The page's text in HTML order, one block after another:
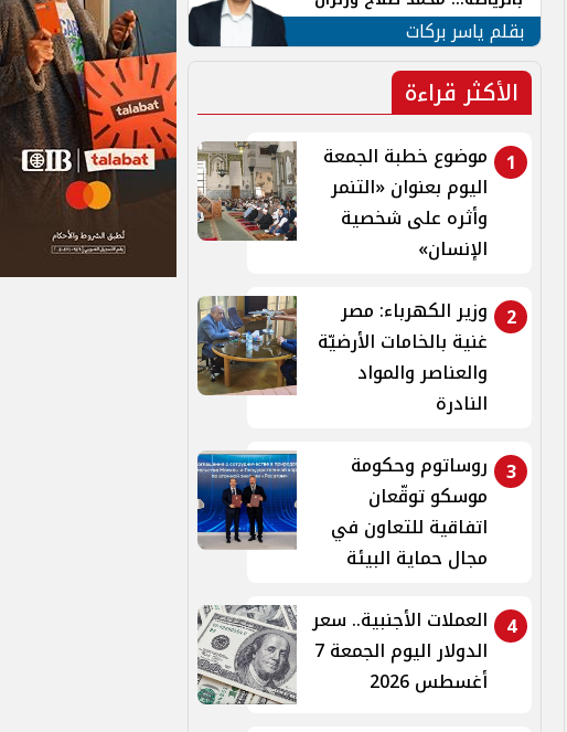
الهوية في الشارع التركي
بقلم ياسر بركات
الأكثر قراءة
1
موضوع خطبة الجمعة
اليوم بعنوان «التنمر
وأثره على شخصية
الإنسان»
2
وزير الكهرباء: مصر
غنية بالخامات الأرضيّة
والعناصر والمواد
النادرة
3 روساتوم وحكومة
موسكو توقّعان
اتفاقية للتعاون في
مجال حماية البيئة
4
العملات الأجنبية.. سعر
الدولار اليوم الجمعة 7
أغسطس 2026